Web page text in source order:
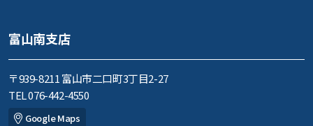
富山南支店
〒939-8211 富山市二口町3丁目2-27
TEL 076-442-4550
Google Maps